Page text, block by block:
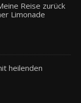
Reise zurück
Limonade
heilenden